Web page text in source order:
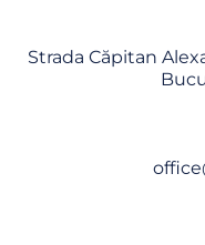
Strada Căpitan